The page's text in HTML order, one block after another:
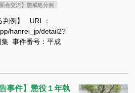
面会交流】懲戒処分例
判例】 URL：
hanrei_jp/detail2?
事件番号：平成
事件】懲役１年執